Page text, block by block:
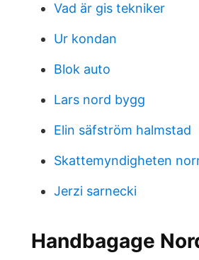
Vad är gis tekniker
Ur kondan
Blok auto
Lars nord bygg
Elin säfström halmstad
Skattemyndigheten
Jerzi sarnecki
Handbagage